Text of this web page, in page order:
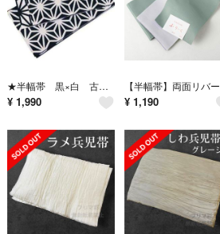
★半幅帯 黒×白 古典柄麻の葉◆ブラックホワイト★新品未使用 ゆかた帯 浴衣帯
¥ 1,990 ¥ 1,190